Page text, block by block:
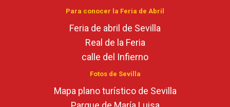
Para conocer la Feria de Abril
Feria de abril de Sevilla
Real de la Feria
calle del Infierno
Fotos de Sevilla
Mapa plano turístico de Sevilla